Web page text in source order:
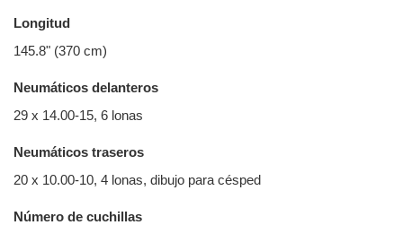
Longitud
145.8" (370 cm)
Neumáticos delanteros
29 x 14.00-15, 6 lonas
Neumáticos traseros
20 x 10.00-10, 4 lonas, dibujo para césped
Número de cuchillas